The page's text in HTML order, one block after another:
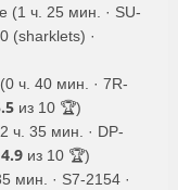
(1 ч. 25 мин. · SU-
(sharklets) ·
ч. 40 мин. · 7R-
из 10 🏆)
ч. 35 мин. · DP-
4.9 из 10 🏆)
мин. · S7-2154 ·